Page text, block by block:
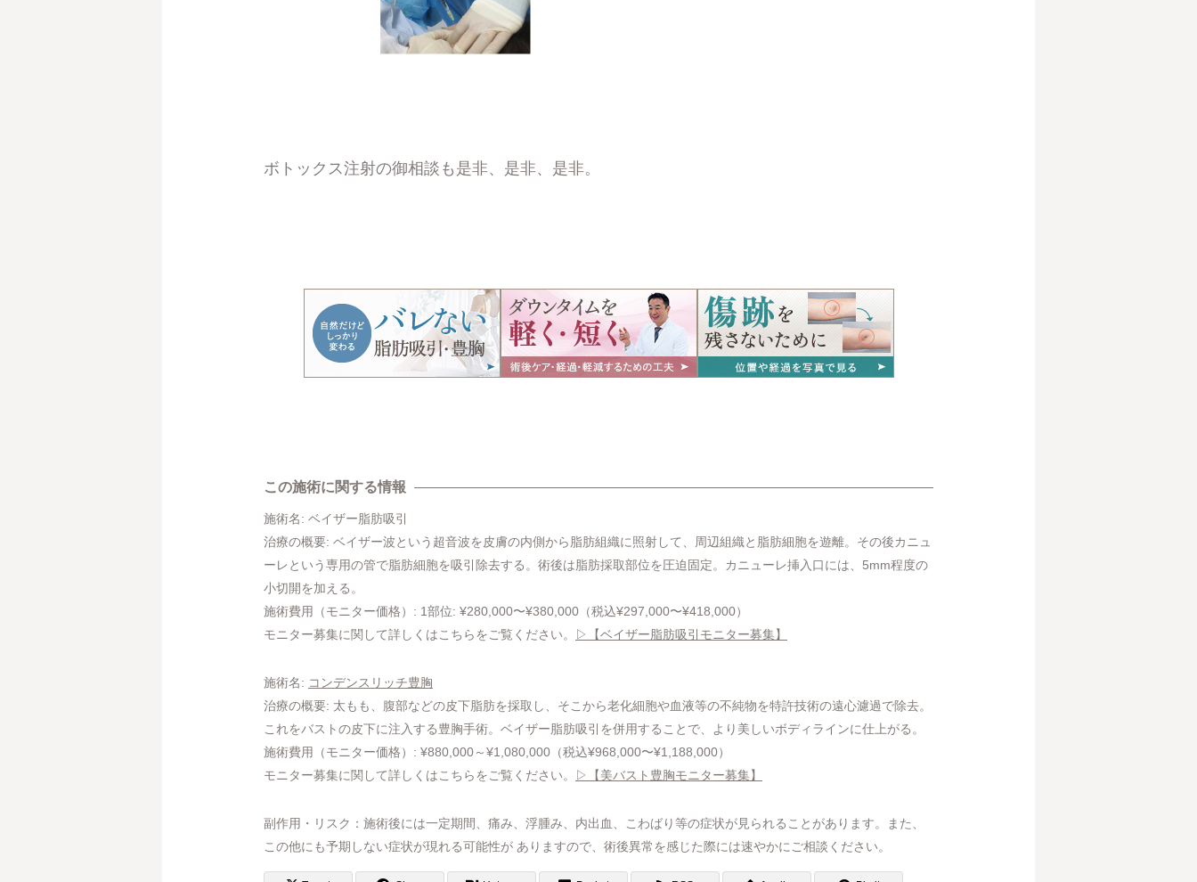
ボトックス注射の御相談も是非、是非、是非。
この施術に関する情報
施術名: ベイザー脂肪吸引
治療の概要: ベイザー波という超音波を皮膚の内側から脂肪組織に照射して、周辺組織と脂肪細胞を遊離。その後カニュ
ーレという専用の管で脂肪細胞を吸引除去する。術後は脂肪採取部位を圧迫固定。カニューレ挿入口には、5mm程度の
小切開を加える。
施術費用（モニター価格）: 1部位: ¥280,000〜¥380,000（税込¥297,000〜¥418,000）
モニター募集に関して詳しくはこちらをご覧ください。
▷【ベイザー脂肪吸引モニター募集】
施術名: コンデンスリッチ豊胸
治療の概要: 太もも、腹部などの皮下脂肪を採取し、そこから老化細胞や血液等の不純物を特許技術の遠心濾過で除去。
これをバストの皮下に注入する豊胸手術。ベイザー脂肪吸引を併用することで、より美しいボディラインに仕上がる。
施術費用（モニター価格）: ¥880,000～¥1,080,000（税込¥968,000〜¥1,188,000）
モニター募集に関して詳しくはこちらをご覧ください。
▷【美バスト豊胸モニター募集】
副作用・リスク：施術後には一定期間、痛み、浮腫み、内出血、こわばり等の症状が見られることがあります。また、
この他にも予期しない症状が現れる可能性が ありますので、術後異常を感じた際には速やかにご相談ください。